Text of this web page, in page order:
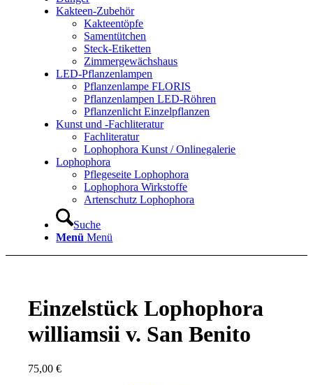
Kakteen-Zubehör
Kakteentöpfe
Samentütchen
Steck-Etiketten
Zimmergewächshaus
LED-Pflanzenlampen
Pflanzenlampe FLORIS
Pflanzenlampen LED-Röhren
Pflanzenlicht Einzelpflanzen
Kunst und -Fachliteratur
Fachliteratur
Lophophora Kunst / Onlinegalerie
Lophophora
Pflegeseite Lophophora
Lophophora Wirkstoffe
Artenschutz Lophophora
Suche
Menü Menü
Einzelstück Lophophora
williamsii v. San Benito
75,00€